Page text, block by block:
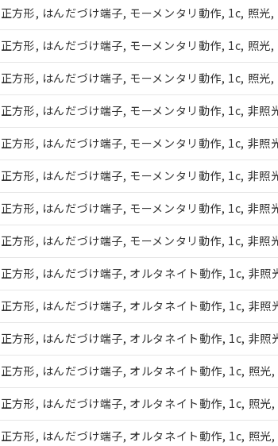
方形, はんだづけ端子, モーメンタリ動作, 1c, 照光,
方形, はんだづけ端子, モーメンタリ動作, 1c, 照光,
方形, はんだづけ端子, モーメンタリ動作, 1c, 照光,
方形, はんだづけ端子, モーメンタリ動作, 1c, 非照
方形, はんだづけ端子, モーメンタリ動作, 1c, 非照
方形, はんだづけ端子, モーメンタリ動作, 1c, 非照
方形, はんだづけ端子, モーメンタリ動作, 1c, 非照
方形, はんだづけ端子, モーメンタリ動作, 1c, 非照
方形, はんだづけ端子, オルタネイト動作, 1c, 非照
方形, はんだづけ端子, オルタネイト動作, 1c, 非照
方形, はんだづけ端子, オルタネイト動作, 1c, 非照
方形, はんだづけ端子, オルタネイト動作, 1c, 照光
方形, はんだづけ端子, オルタネイト動作, 1c, 照光
方形, はんだづけ端子, オルタネイト動作, 1c, 照光,
あり
いが在庫あり
庫状況については、お客様のお取引先、またはお
販売員にご確認ください)
た在庫状況の情報を公開していない機種
、同意のうえご利用ください。
御機器事業取扱商品の当社在庫状況および標準価
商品の中には、本サービスの対象外となる商品も
格照会結果は、記載している更新日時点での社内
時点での実際の在庫および標準価格とは異なる場
標準価格はお客様のお取引先、またはお客様担当
ださい。
店や当社販売拠点は「販売ネットワーク
」をご
格結果を当社の事前の承諾なく第三者に漏洩また
リスト作成サービス）をご利用いただくには、I-
。
ト上で当社にご登録された部品リストについて、
ビスに関するお客様との取引・商談に必要な範囲
は、"個人情報の共同利用に関して"
の「1.共同